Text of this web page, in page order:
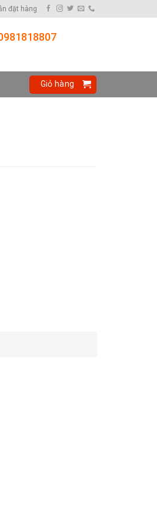
đặt hàng
Giỏ hàng